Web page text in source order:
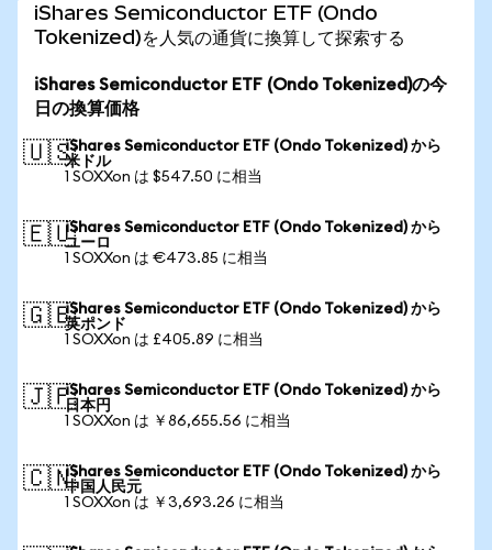
iShares Semiconductor ETF (Ondo
Tokenized)を人気の通貨に換算して探索する
iShares Semiconductor ETF (Ondo Tokenized)の今
日の換算価格
🇺🇸iShares Semiconductor ETF (Ondo Tokenized) から
米ドル
1 SOXXon は $547.50 に相当
🇪🇺iShares Semiconductor ETF (Ondo Tokenized) から
ユーロ
1 SOXXon は €473.85 に相当
🇬🇧iShares Semiconductor ETF (Ondo Tokenized) から
英ポンド
1 SOXXon は £405.89 に相当
🇯🇵iShares Semiconductor ETF (Ondo Tokenized) から
日本円
1 SOXXon は ￥86,655.56 に相当
🇨🇳iShares Semiconductor ETF (Ondo Tokenized) から
中国人民元
1 SOXXon は ￥3,693.26 に相当